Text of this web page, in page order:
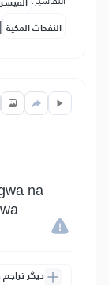
النفحات المكية |
na
دیگر